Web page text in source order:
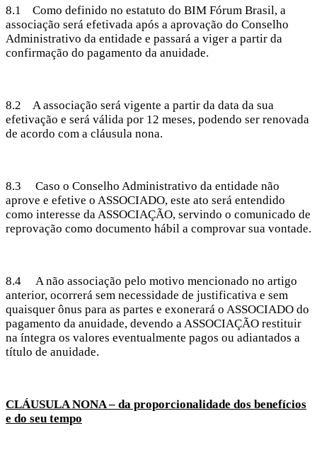
8.1 Como definido no estatuto do BIM Fórum Brasil, a
associação será efetivada após a aprovação do Conselho
Administrativo da entidade e passará a viger a partir da
confirmação do pagamento da anuidade.
8.2 A associação será vigente a partir da data da sua
efetivação e será válida por 12 meses, podendo ser renovada
de acordo com a cláusula nona.
8.3 Caso o Conselho Administrativo da entidade não
aprove e efetive o ASSOCIADO, este ato será entendido
como interesse da ASSOCIAÇÃO, servindo o comunicado de
reprovação como documento hábil a comprovar sua vontade.
8.4 A não associação pelo motivo mencionado no artigo
anterior, ocorrerá sem necessidade de justificativa e sem
quaisquer ônus para as partes e exonerará o ASSOCIADO do
pagamento da anuidade, devendo a ASSOCIAÇÃO restituir
na íntegra os valores eventualmente pagos ou adiantados a
título de anuidade.
CLÁUSULA NONA – da proporcionalidade dos benefícios
e do seu tempo